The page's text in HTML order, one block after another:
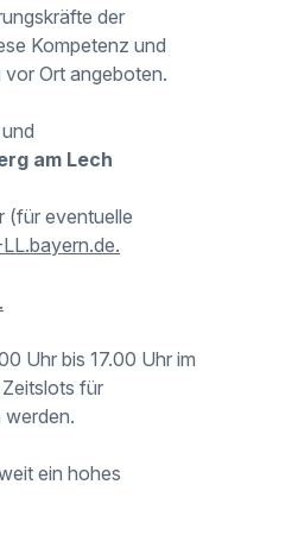
der
Kompetenz und
Ort angeboten.
am Lech
(für eventuelle
Uhr bis 17.00 Uhr im
für
werden.
ein hohes